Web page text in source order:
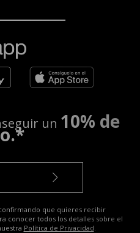
un 10% de
que quieres recibir
conocer todos los detalles sobre el
Política de Privacidad.